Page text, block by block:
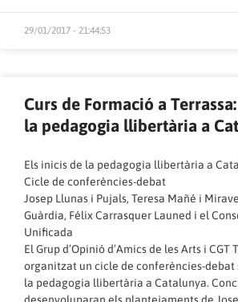
29/01/2017 - 21:44:53
Curs de Formació a
la pedagogia llibertària a
Els inicis de la pedagogia llibertària a
Cicle de conferències-debat
Josep Llunas i Pujals, Teresa Mañé i
Guàrdia, Félix Carrasquer Launed i el
Unificada
El Grup d’Opinió d’Amics de les Arts i CGT
organitzat un cicle de conferències-debat
la pedagogia llibertària a Catalunya.